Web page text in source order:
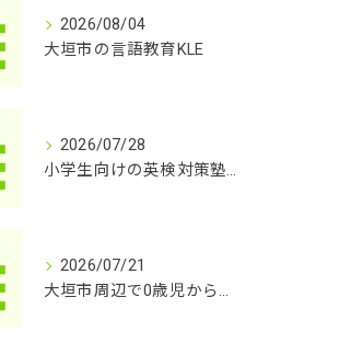
2026/08/04
大垣市の言語教育KLE
2026/07/28
小学生向けの英検対策塾を探してませんか？
2026/07/21
大垣市周辺で0歳児から小学校高学年までの英会話をお探しではないですか？